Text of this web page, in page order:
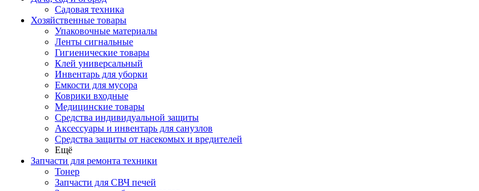
Садовая техника
Хозяйственные товары
Упаковочные материалы
Ленты сигнальные
Гигиенические товары
Клей универсальный
Инвентарь для уборки
Емкости для мусора
Коврики входные
Медицинские товары
Средства индивидуальной защиты
Аксессуары и инвентарь для санузлов
Средства защиты от насекомых и вредителей
Ещё
Запчасти для ремонта техники
Тонер
Запчасти для СВЧ печей